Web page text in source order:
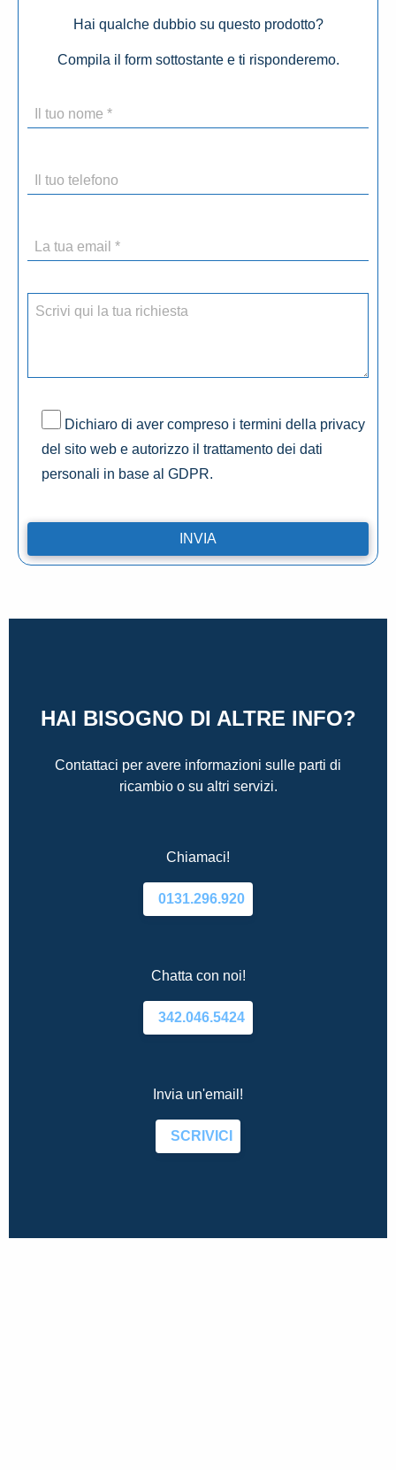
Hai qualche dubbio su questo prodotto?
Compila il form sottostante e ti risponderemo.
Dichiaro di aver compreso i termini della privacy
del sito web e autorizzo il trattamento dei dati
personali in base al GDPR.
HAI BISOGNO DI ALTRE INFO?
Contattaci per avere informazioni sulle parti di
ricambio o su altri servizi.
Chiamaci!
0131.296.920
Chatta con noi!
342.046.5424
Invia un'email!
SCRIVICI